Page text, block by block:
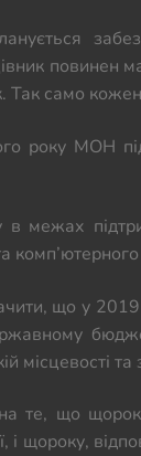
повинен
Так само
року МОН
в межах
що у 2019
місцевості
те, що
і щороку,